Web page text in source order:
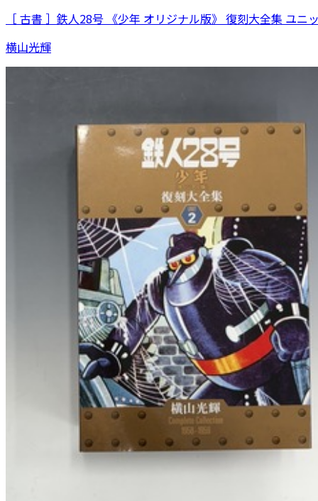
［ 古書 ］鉄人28号 《少年 オリジナル版》 復刻大全集 ユニ
横山光輝